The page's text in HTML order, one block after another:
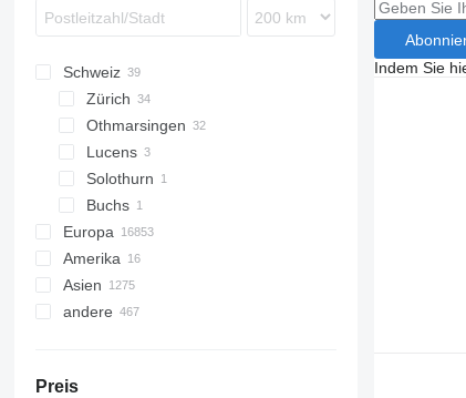
Schweiz
Zürich
Othmarsingen
Lucens
Solothurn
Buchs
Europa
Niederlande
Polen
Deutschland
Amerika
Mexiko
USA
Asien
China
andere
Preis
Indem Sie